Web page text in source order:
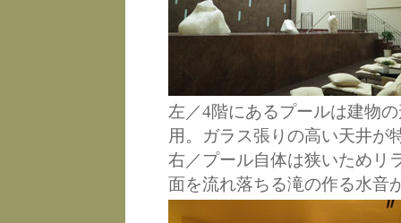
左／4階にあるプールは建物
用。ガラス張りの高い天井が
右／プール自体は狭いためリ
面を流れ落ちる滝の作る水音